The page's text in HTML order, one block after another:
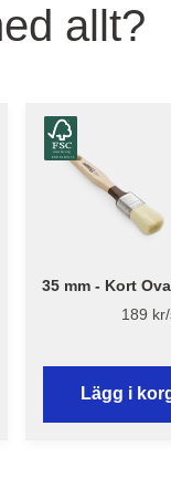
allt?
35 mm - Kort
Finish 1179
189
Lägg i